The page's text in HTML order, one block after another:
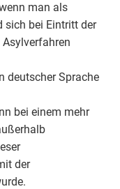
man als
sich bei Eintritt der
deutscher Sprache
bei einem mehr
der